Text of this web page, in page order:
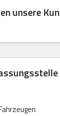
unsere